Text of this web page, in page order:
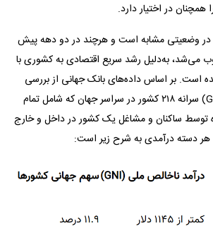
در اختیار دارد.
در وضعیتی مشابه است و هرچند در دو دهه پیش
می‌شد، به‌دلیل رشد سریع اقتصادی به کشوری با
است. بر اساس داده‌های بانک جهانی از بررسی
درآمد ناخالص ملی (GNI) سرانه ۲۱۸ کشور در سراسر جهان که شامل تمام
توسط ساکنان و مشاغل یک کشور در داخل و خارج
دسته درآمدی به شرح زیر است: